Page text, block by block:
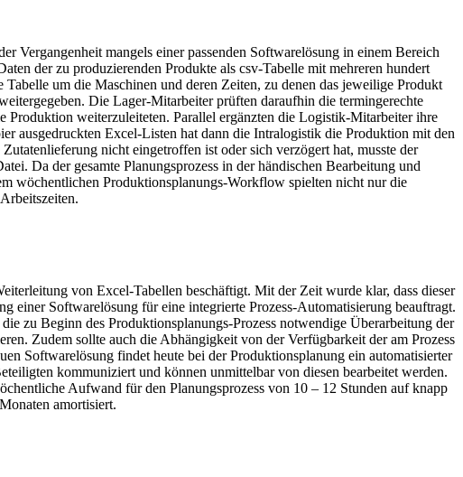
Vergangenheit mangels einer passenden Softwarelösung in einem Bereich
der zu produzierenden Produkte als csv-Tabelle mit mehreren hundert
um die Maschinen und deren Zeiten, zu denen das jeweilige Produkt
Die Lager-Mitarbeiter prüften daraufhin die termingerechte
Produktion weiterzuleiteten. Parallel ergänzten die Logistik-Mitarbeiter ihre
ausgedruckten Excel-Listen hat dann die Intralogistik die Produktion mit den
nicht eingetroffen ist oder sich verzögert hat, musste der
Da der gesamte Planungsprozess in der händischen Bearbeitung und
wöchentlichen Produktionsplanungs-Workflow spielten nicht nur die
von Excel-Tabellen beschäftigt. Mit der Zeit wurde klar, dass dieser
Softwarelösung für eine integrierte Prozess-Automatisierung beauftragt.
zu Beginn des Produktionsplanungs-Prozess notwendige Überarbeitung der
Zudem sollte auch die Abhängigkeit von der Verfügbarkeit der am Prozess
Softwarelösung findet heute bei der Produktionsplanung ein automatisierter
kommuniziert und können unmittelbar von diesen bearbeitet werden.
Aufwand für den Planungsprozess von 10 – 12 Stunden auf knapp
amortisiert.